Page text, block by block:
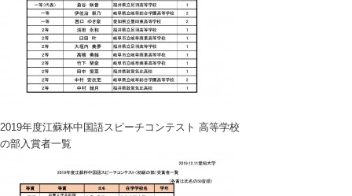
2019年度江蘇杯中国語スピーチコンテスト 高等学校
の部入賞者一覧